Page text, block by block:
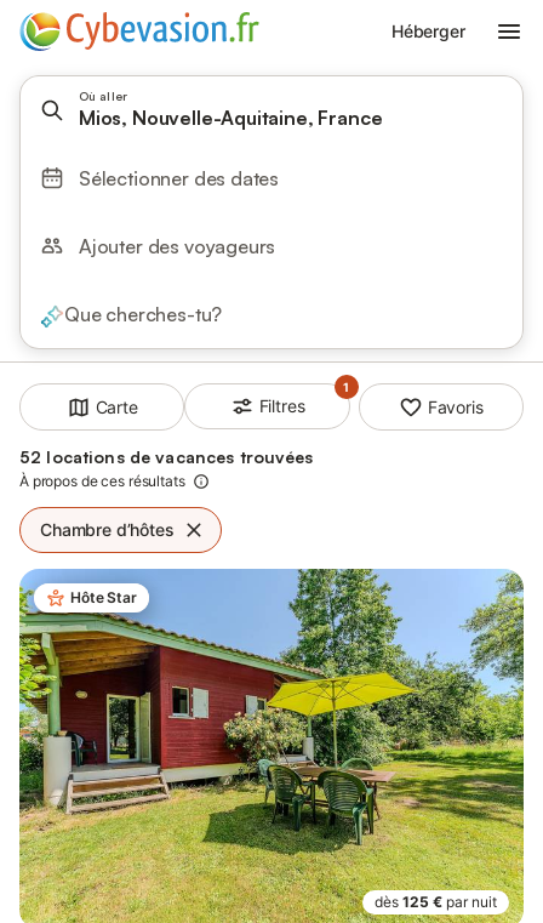
Héberger
Où aller
Mios, Nouvelle-Aquitaine, France
Sélectionner des dates
Ajouter des voyageurs
Que cherches-tu?
Carte
1
Filtres Favoris
52 locations de vacances trouvées
À propos de ces résultats
Chambre d’hôtes
Hôte Star
dès 125 € par nuit